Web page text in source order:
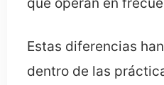
Estas diferencias
dentro de las